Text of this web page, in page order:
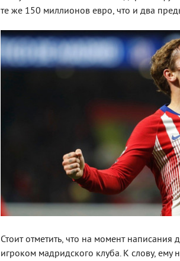
те же 150 миллионов евро, что и два
Стоит отметить, что на момент написания
игроком мадридского клуба. К слову,